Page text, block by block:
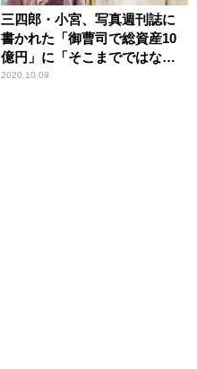
三四郎・小宮、写真週刊誌に
書かれた「御曹司で総資産10
億円」に「そこまでではない
ね」
2020.10.09